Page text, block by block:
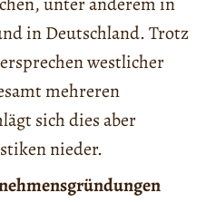
in Deutschland. Trotz
westlicher
mehreren
sich dies aber
nieder.